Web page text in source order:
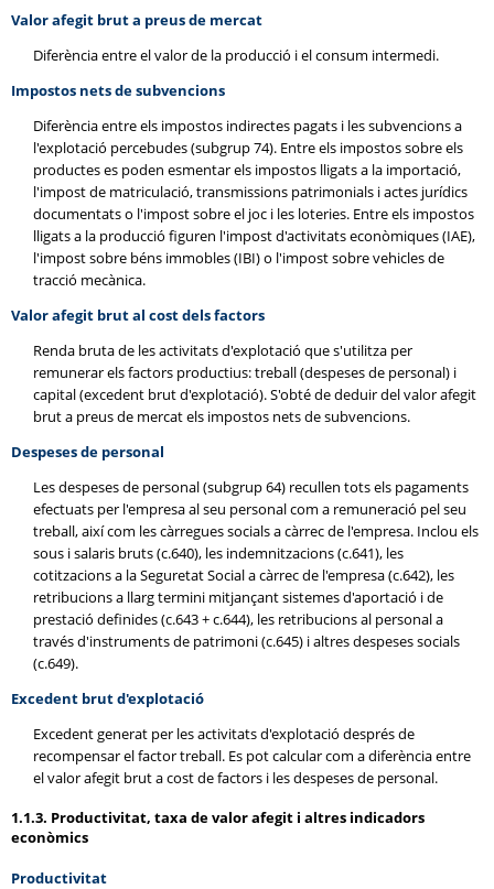
Valor afegit brut a preus de mercat
Diferència entre el valor de la producció i el consum intermedi.
Impostos nets de subvencions
Diferència entre els impostos indirectes pagats i les subvencions a
l'explotació percebudes (subgrup 74). Entre els impostos sobre els
productes es poden esmentar els impostos lligats a la importació,
l'impost de matriculació, transmissions patrimonials i actes jurídics
documentats o l'impost sobre el joc i les loteries. Entre els impostos
lligats a la producció figuren l'impost d'activitats econòmiques (IAE),
l'impost sobre béns immobles (IBI) o l'impost sobre vehicles de
tracció mecànica.
Valor afegit brut al cost dels factors
Renda bruta de les activitats d'explotació que s'utilitza per
remunerar els factors productius: treball (despeses de personal) i
capital (excedent brut d'explotació). S'obté de deduir del valor afegit
brut a preus de mercat els impostos nets de subvencions.
Despeses de personal
Les despeses de personal (subgrup 64) recullen tots els pagaments
efectuats per l'empresa al seu personal com a remuneració pel seu
treball, així com les càrregues socials a càrrec de l'empresa. Inclou els
sous i salaris bruts (c.640), les indemnitzacions (c.641), les
cotitzacions a la Seguretat Social a càrrec de l'empresa (c.642), les
retribucions a llarg termini mitjançant sistemes d'aportació i de
prestació definides (c.643 + c.644), les retribucions al personal a
través d'instruments de patrimoni (c.645) i altres despeses socials
(c.649).
Excedent brut d'explotació
Excedent generat per les activitats d'explotació després de
recompensar el factor treball. Es pot calcular com a diferència entre
el valor afegit brut a cost de factors i les despeses de personal.
1.1.3. Productivitat, taxa de valor afegit i altres indicadors
econòmics
Productivitat